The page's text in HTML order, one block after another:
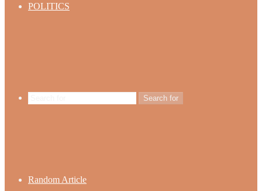
POLITICS
Search for
Random Article